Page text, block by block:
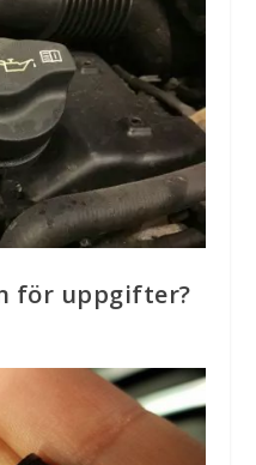
för uppgifter?